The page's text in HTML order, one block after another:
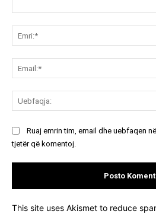
Ruaj emrin tim, email dhe uebfaqen
tjetër që komentoj.
This site uses Akismet to reduce